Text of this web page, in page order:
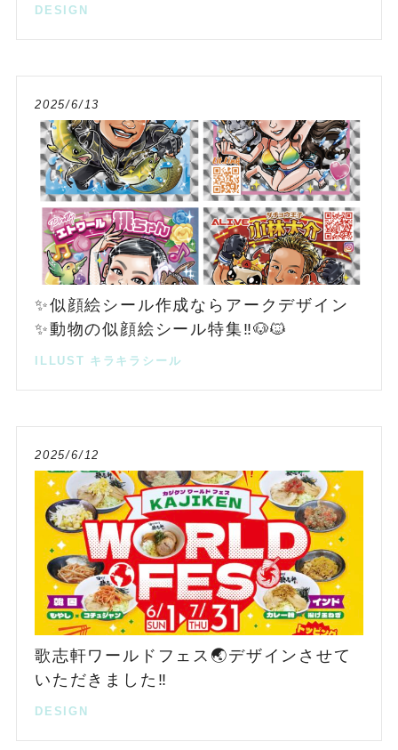
DESIGN
2025/6/13
✨似顔絵シール作成ならアークデザイン
✨動物の似顔絵シール特集‼️🐶🐱
ILLUST キラキラシール
2025/6/12
歌志軒ワールドフェス🌏デザインさせて
いただきました‼️
DESIGN